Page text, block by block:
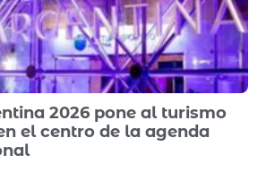
2026 pone al turismo
el centro de la agenda